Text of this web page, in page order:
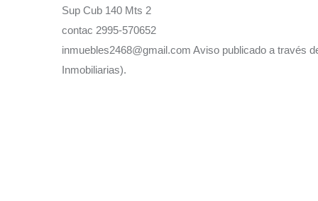
Sup Cub 140 Mts 2
contac 2995-570652
inmuebles2468@gmail.com Aviso publicado a través
Inmobiliarias).